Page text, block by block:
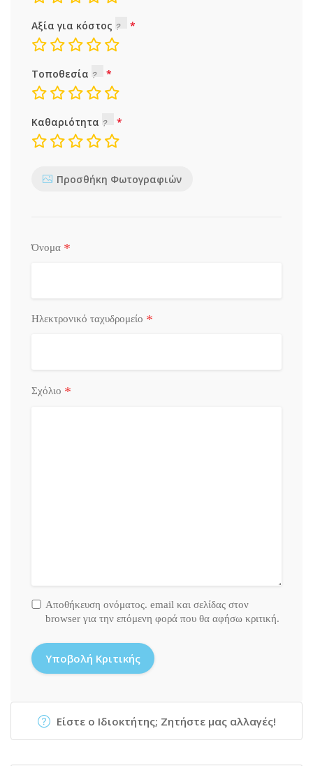
Αξία για κόστος
Τοποθεσία
Καθαριότητα
Προσθήκη Φωτογραφιών
Όνομα *
Ηλεκτρονικό ταχυδρομείο *
Σχόλιο *
Αποθήκευση ονόματος. email και σελίδας στον
browser για την επόμενη φορά που θα αφήσω κριτική.
Είστε ο Ιδιοκτήτης; Ζητήστε μας αλλαγές!